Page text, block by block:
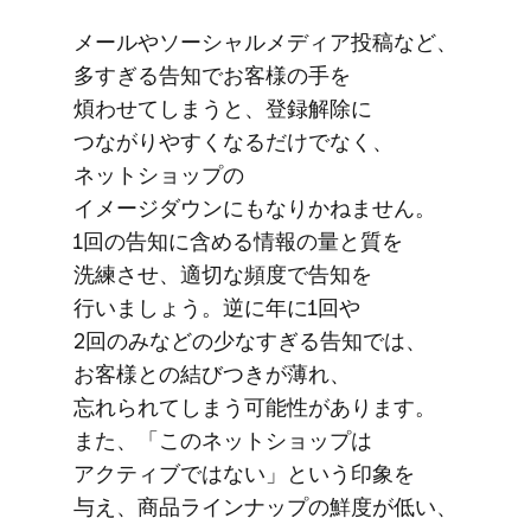
メールや​ソーシャルメディア投稿など、​
多すぎる​告知で​お客様の​手を​
煩わせてしまうと、​登録解除に​
つながりやすくなるだけでなく、​
ネットショップの​
イメージダウンにもなりかねません。​
1回の​告知に​含める​情報の​量と​質を​
洗練させ、​適切な​頻度で​告知を​
行いましょう。​逆に​年に​1回や​
2回のみなどの​少な​すぎる​告知では、​
お客様との​結び​つきが​薄れ、​
忘れられてしまう​可能性が​あります。​
また、​「この​ネットショップは​
アクティブではない」と​いう​印象を​
与え、​商品ラインナップの​鮮度が​低い、​